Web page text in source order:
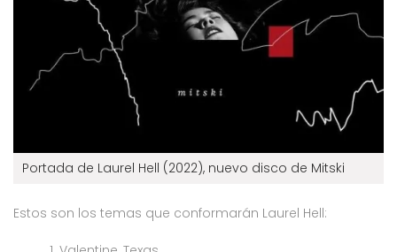
Portada de Laurel Hell (2022), nuevo disco de Mitski
Estos son los temas que conformarán Laurel Hell: